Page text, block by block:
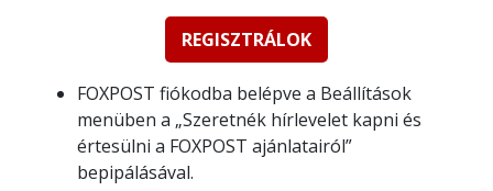
REGISZTRÁLOK
FOXPOST fiókodba belépve a Beállítások
menüben a „Szeretnék hírlevelet kapni és
értesülni a FOXPOST ajánlatairól”
bepipálásával.